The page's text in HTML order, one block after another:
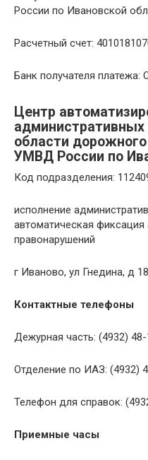
России по Ивановской
Расчетный счет:
Банк получателя
Центр
административных
области
УМВД России по
Код подразделения:
исполнение
автоматическая
правонарушений
г Иваново, ул Гнедина, д 18
Контактные телефоны
Дежурная часть: (4932)
Отделение по ИАЗ: (4932)
Телефон для справок:
Приемные часы